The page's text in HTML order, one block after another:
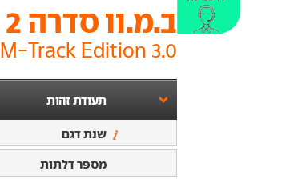
ב.מ.וו סדרה 2 2024
3.0 M240i xDrive M-Track Edition
תעודת זהות
שנת דגם
מספר דלתות